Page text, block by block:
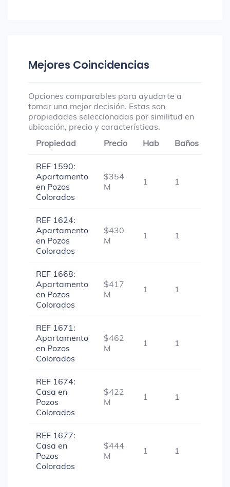
Mejores Coincidencias
Opciones comparables para ayudarte a
tomar una mejor decisión. Estas son
propiedades seleccionadas por similitud en
ubicación, precio y características.
Propiedad
Precio Hab Baños
REF 1590:
Apartamento
en Pozos
Colorados
$354
M
1 1
REF 1624:
Apartamento
en Pozos
Colorados
$430
M
1 1
REF 1668:
Apartamento
en Pozos
Colorados
$417
M
1 1
REF 1671:
Apartamento
en Pozos
Colorados
$462
M
1 1
REF 1674:
Casa en
Pozos
Colorados
$422
M
1 1
REF 1677:
Casa en
Pozos
Colorados
$444
M
1 1